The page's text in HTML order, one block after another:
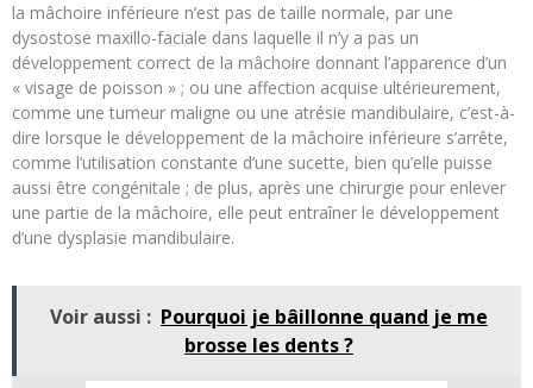
la mâchoire inférieure n’est pas de taille normale, par une
dysostose maxillo-faciale dans laquelle il n’y a pas un
développement correct de la mâchoire donnant l’apparence d’un
« visage de poisson » ; ou une affection acquise ultérieurement,
comme une tumeur maligne ou une atrésie mandibulaire, c’est-à-
dire lorsque le développement de la mâchoire inférieure s’arrête,
comme l’utilisation constante d’une sucette, bien qu’elle puisse
aussi être congénitale ; de plus, après une chirurgie pour enlever
une partie de la mâchoire, elle peut entraîner le développement
d’une dysplasie mandibulaire.
Voir aussi : Pourquoi je bâillonne quand je me
brosse les dents ?